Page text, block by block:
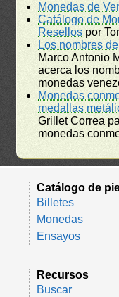
Monedas de
Catálogo de
Resellos por
Los nombres
Marco Antonio
acerca los
monedas
Monedas
medallas
Grillet Correa
monedas
Catálogo de
Billetes
Monedas
Ensayos
Recursos
Buscar